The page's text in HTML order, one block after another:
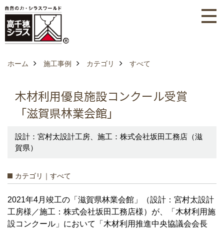
ホーム 施工事例 カテゴリ すべて
木材利用優良施設コンクール受賞
「滋賀県林業会館」
設計：宮村太設計工房、施工：株式会社坂田工務店（滋
賀県）
カテゴリ｜すべて
2021年4月竣工の「滋賀県林業会館」（設計：宮村太設計
工房様／施工：株式会社坂田工務店様）が、「木材利用施
設コンクール」において「木材利用推進中央協議会会長